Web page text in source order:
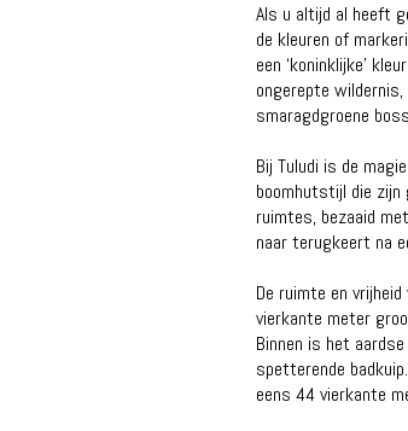
Als u altijd al heeft
de kleuren of
een ‘koninklijke’
ongerepte
smaragdgroene
Bij Tuludi is de
boomhutstijl die zijn
ruimtes, bezaaid
naar terugkeert na
De ruimte en
vierkante meter
Binnen is het
spetterende
eens 44 vierkante